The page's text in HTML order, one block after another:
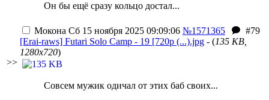
Он бы ещё сразу кольцо достал...
>>
Мокона Сб 15 ноября 2025 09:09:06 №1571365
#79
[Erai-raws] Futari Solo Camp - 19 [720p (...).jpg - (135 KB,
1280x720)
Совсем мужик одичал от этих баб своих...